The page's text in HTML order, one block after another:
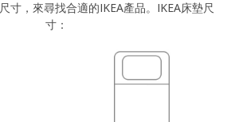
寸，來尋找合適的IKEA產品。IKEA床墊尺
寸：